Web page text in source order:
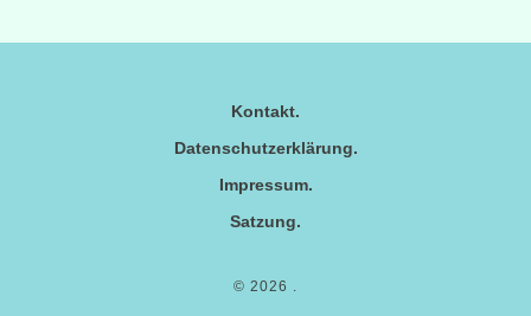
Kontakt
Datenschutzerklärung
Impressum
Satzung
© 2026